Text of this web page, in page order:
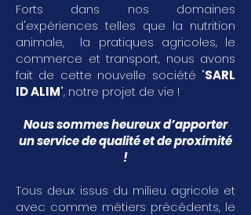
Forts dans nos domaines
d'expériences telles que la nutrition
animale, la pratiques agricoles, le
commerce et transport, nous avons
fait de cette nouvelle société "SARL
ID ALIM", notre projet de vie !
Nous sommes heureux d’apporter
un service de qualité et de proximité
!
Tous deux issus du milieu agricole et
avec comme métiers précédents, le